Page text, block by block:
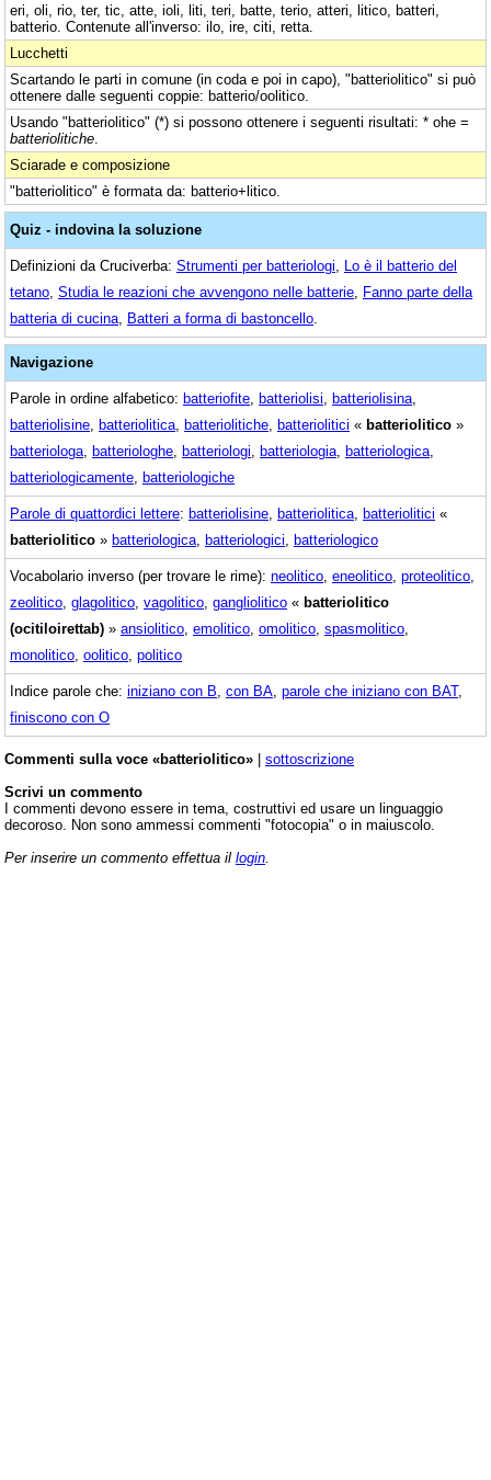
eri, oli, rio, ter, tic, atte, ioli, liti, teri, batte, terio, atteri, litico, batteri,
batterio. Contenute all'inverso: ilo, ire, citi, retta.
Lucchetti
Scartando le parti in comune (in coda e poi in capo), "batteriolitico" si può
ottenere dalle seguenti coppie: batterio/oolitico.
Usando "batteriolitico" (*) si possono ottenere i seguenti risultati: * ohe =
batteriolitiche
Sciarade e composizione
"batteriolitico" è formata da: batterio+litico.
Quiz - indovina la soluzione
Definizioni da Cruciverba: Strumenti per batteriologi
Lo è il batterio del
tetano Studia le reazioni che avvengono nelle batterie Fanno parte della
batteria di cucina Batteri a forma di bastoncello
Navigazione
Parole in ordine alfabetico: batteriofite batteriolisi batteriolisina
batteriolisine batteriolitica batteriolitiche batteriolitici « batteriolitico »
batteriologa batteriologhe batteriologi batteriologia batteriologica
batteriologicamente batteriologiche
Parole di quattordici lettere: batteriolisine batteriolitica batteriolitici «
batteriolitico » batteriologica batteriologici batteriologico
Vocabolario inverso (per trovare le rime): neolitico eneolitico proteolitico
zeolitico glagolitico vagolitico gangliolitico « batteriolitico
(ocitiloirettab) » ansiolitico emolitico omolitico spasmolitico
monolitico oolitico politico
Indice parole che: iniziano con B con BA parole che iniziano con BAT,
finiscono con O
Commenti sulla voce «batteriolitico» | sottoscrizione
Scrivi un commento
I commenti devono essere in tema, costruttivi ed usare un linguaggio
decoroso. Non sono ammessi commenti "fotocopia" o in maiuscolo.
Per inserire un commento effettua il login